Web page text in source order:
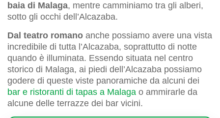
baia di Malaga, mentre camminiamo tra gli alberi,
sotto gli occhi dell’Alcazaba.
Dal teatro romano anche possiamo avere una vista
incredibile di tutta l’Alcazaba, soprattutto di notte
quando è illuminata. Essendo situata nel centro
storico di Malaga, ai piedi dell’Alcazaba possiamo
godere di queste viste panoramiche da alcuni dei
bar e ristoranti di tapas a Malaga o ammirarle da
alcune delle terrazze dei bar vicini.